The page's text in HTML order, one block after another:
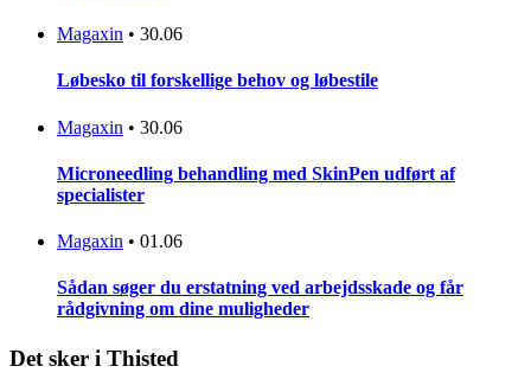
Magaxin • 30.06
Løbesko til forskellige behov og løbestile
Magaxin • 30.06
Microneedling behandling med SkinPen udført af
specialister
Magaxin • 01.06
Sådan søger du erstatning ved arbejdsskade og får
rådgivning om dine muligheder
Det sker i Thisted